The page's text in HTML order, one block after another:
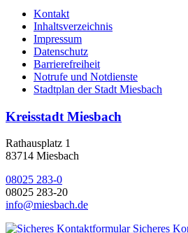
Kontakt
Inhaltsverzeichnis
Impressum
Datenschutz
Barrierefreiheit
Notrufe und Notdienste
Stadtplan der Stadt Miesbach
Kreisstadt Miesbach
Rathausplatz 1
83714 Miesbach
08025 283-0
08025 283-20
info@miesbach.de
Sicheres